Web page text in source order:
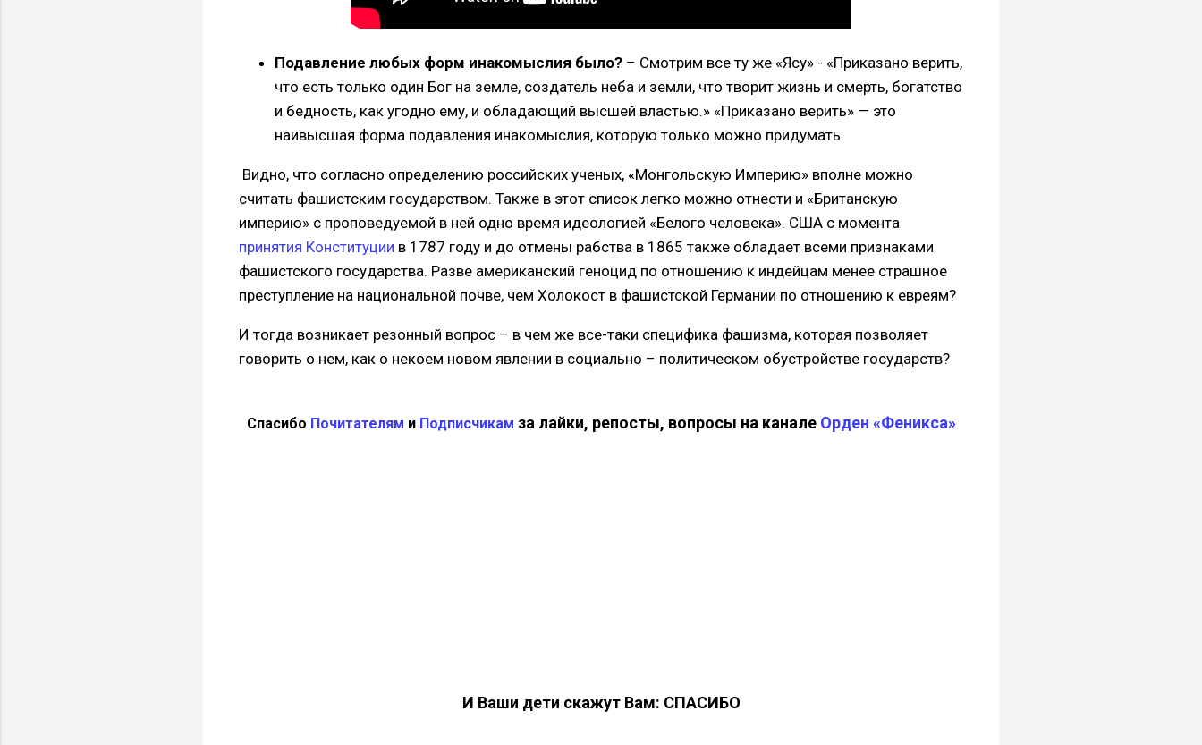
Подавление любых форм инакомыслия было? – Смотрим все ту же «Ясу» - «Приказано верить,
что есть только один Бог на земле, создатель неба и земли, что творит жизнь и смерть, богатство
и бедность, как угодно ему, и обладающий высшей властью.» «Приказано верить» — это
наивысшая форма подавления инакомыслия, которую только можно придумать.
Видно, что согласно определению российских ученых, «Монгольскую Империю» вполне можно
считать фашистским государством. Также в этот список легко можно отнести и «Британскую
империю» с проповедуемой в ней одно время идеологией «Белого человека». США с момента
принятия Конституции в 1787 году и до отмены рабства в 1865 также обладает всеми признаками
фашистского государства. Разве американский геноцид по отношению к индейцам менее страшное
преступление на национальной почве, чем Холокост в фашистской Германии по отношению к евреям?
И тогда возникает резонный вопрос – в чем же все-таки специфика фашизма, которая позволяет
говорить о нем, как о некоем новом явлении в социально – политическом обустройстве государств?
Спасибо Почитателям и Подписчикам за лайки, репосты, вопросы на канале Орден «Феникса»
И Ваши дети скажут Вам: СПАСИБО